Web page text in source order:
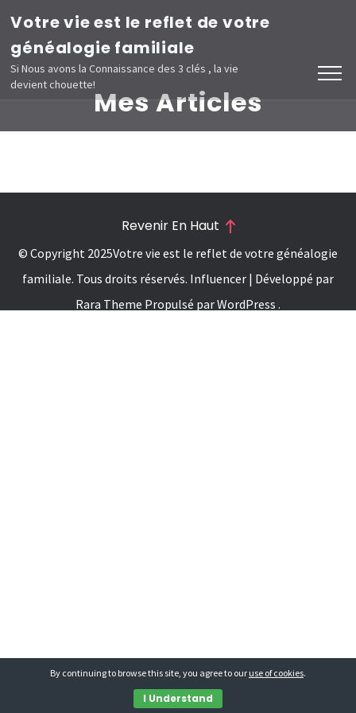
Aller
contenu
(Pressez
Votre vie est le reflet de votre
généalogie familiale
Si Nous avons la Connaissance des 3 clés , la vie
devient chouette!Mes Articles
© Copyright 2025Votre vie est le reflet de votre généalogie
familiale. Tous droits réservés. Influencer | Développé par
Rara Theme Propulsé parWordPress .
Revenir En Haut
By continuing to browse this site, you agree to our use of cookies.
I Understand